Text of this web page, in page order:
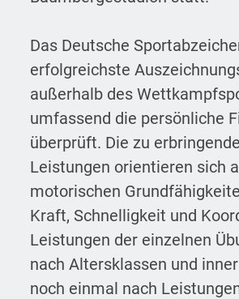
Das Deutsche
erfolgreichste
außerhalb des
umfassend die persönliche
überprüft. Die zu
Leistungen orientieren sich
motorischen
Kraft, Schnelligkeit und
Leistungen der einzelnen
nach Altersklassen und
noch einmal nach